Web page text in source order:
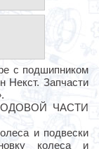
с подшипником
Некст. Запчасти
ЧАСТИ
и подвески
колеса и